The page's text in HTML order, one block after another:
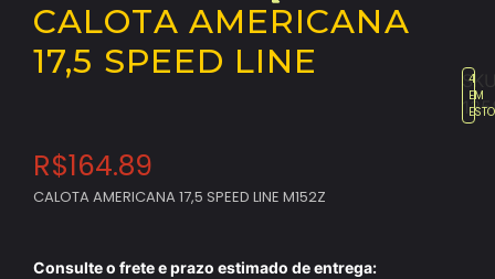
CALOTA AMERICANA
17,5 SPEED LINE
4
EM
R$164.89
CALOTA AMERICANA 17,5 SPEED LINE M152Z
Consulte o frete e prazo estimado de entrega: